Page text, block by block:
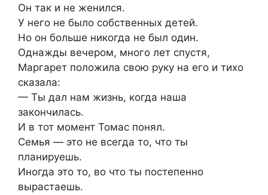
Он так и не женился.
У него не было собственных детей.
Но он больше никогда не был один.
Однажды вечером, много лет спустя,
Маргарет положила свою руку на его и тихо
сказала:
— Ты дал нам жизнь, когда наша
закончилась.
И в тот момент Томас понял.
Семья — это не всегда то, что ты
планируешь.
Иногда это то, во что ты постепенно
вырастаешь.